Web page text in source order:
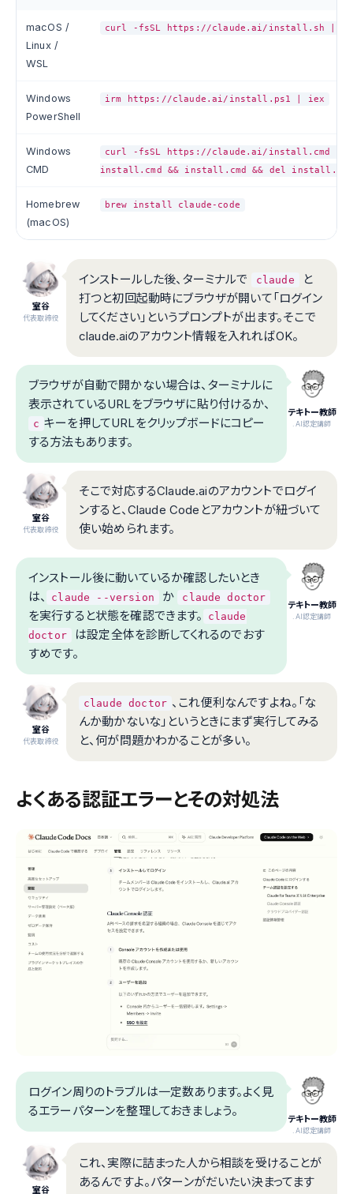
macOS /
Linux /
WSL
curl -fsSL https://claude.ai/install.sh |
Windows
PowerShell
irm https://claude.ai/install.ps1 | iex
Windows
CMD
curl -fsSL https://claude.ai/install.cmd -o
install.cmd && install.cmd && del
Homebrew
(macOS)
brew install claude-code
室谷
代表取締役
インストールした後、ターミナルで claude
と
打つと初回起動時にブラウザが開いて「ログイン
してください」というプロンプトが出ます。そこで
claude.aiのアカウント情報を入れればOK。
テキトー教師
.AI認定講師
ブラウザが自動で開かない場合は、ターミナルに
表示されているURLをブラウザに貼り付けるか、
c キーを押してURLをクリップボードにコピー
する方法もあります。
室谷
代表取締役
そこで対応するClaude.aiのアカウントでログイ
ンすると、Claude Codeとアカウントが紐づいて
使い始められます。
テキトー教師
.AI認定講師
インストール後に動いているか確認したいとき
は、
claude --version か claude doctor
を実行すると状態を確認できます。
claude
doctor
は設定全体を診断してくれるのでおす
すめです。
室谷
代表取締役
claude doctor 、これ便利なんですよね。「な
んか動かないな」というときにまず実行してみる
と、何が問題かわかることが多い。
よくある認証エラーとその対処法
テキトー教師
.AI認定講師
ログイン周りのトラブルは一定数あります。よく見
るエラーパターンを整理しておきましょう。
室谷
これ、実際に詰まった人から相談を受けることが
あるんですよ。パターンがだいたい決まってます